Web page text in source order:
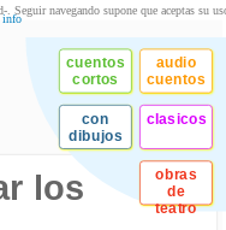
cuentos
cortos
audio
cuentos
con
dibujos
clasicos
obras
de
teatro
los
Seguir navegando supone que aceptas su
info